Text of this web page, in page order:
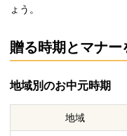
ょう。
贈る時期とマナー
地域別のお中元時期
地域